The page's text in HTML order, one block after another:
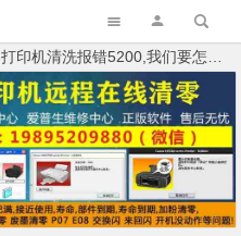
打印机清洗报错5200,我们要怎么样下载软件？